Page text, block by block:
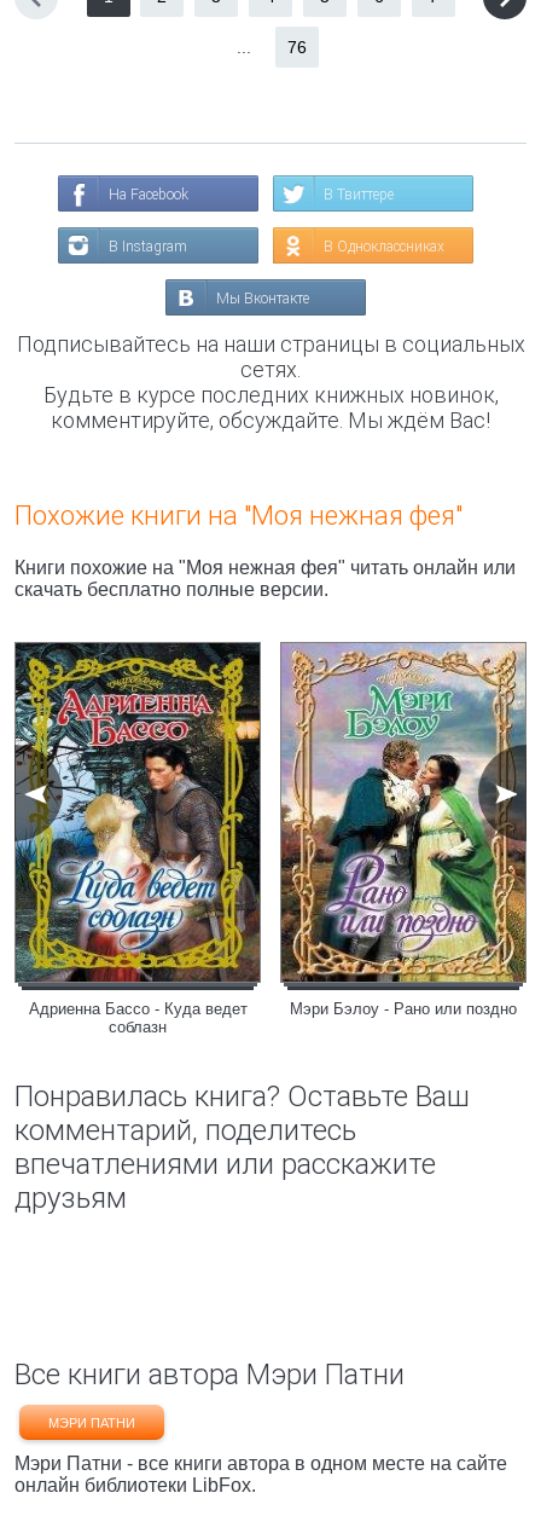
76
На Facebook В Твиттере
В Instagram В Одноклассниках
Мы Вконтакте
Подписывайтесь на наши страницы в социальных
сетях.
Будьте в курсе последних книжных новинок,
комментируйте, обсуждайте. Мы ждём Вас!
Похожие книги на "Моя нежная фея"
Книги похожие на "Моя нежная фея" читать онлайн или
скачать бесплатно полные версии.
Адриенна Бассо - Куда ведет
соблазн
Мэри Бэлоу - Рано или поздно
Понравилась книга? Оставьте Ваш
комментарий, поделитесь
впечатлениями или расскажите
друзьям
Все книги автора Мэри Патни
МЭРИ ПАТНИ
Мэри Патни - все книги автора в одном месте на сайте
онлайн библиотеки LibFox.